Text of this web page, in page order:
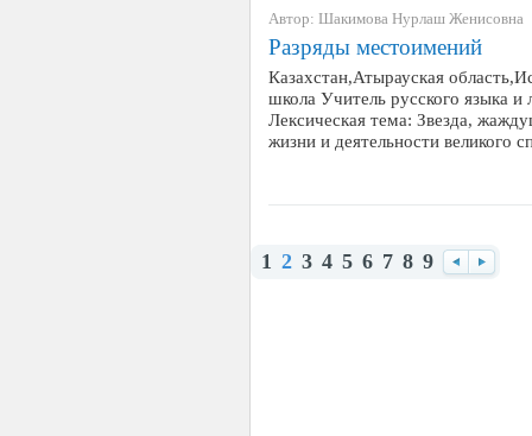
Автор: Шакимова Нурлаш Женисовна
Разряды местоимений
Казахстан,Атырауская
школа Учитель русского языка
Лексическая тема: Звезда,
жизни и деятельности
1 2 3 4 5 6 7 8 9